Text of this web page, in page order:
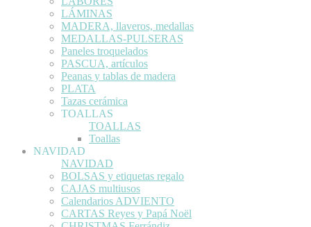
LÁMINAS
MADERA, llaveros, medallas
MEDALLAS-PULSERAS
Paneles troquelados
PASCUA, artículos
Peanas y tablas de madera
PLATA
Tazas cerámica
TOALLAS
TOALLAS
Toallas
NAVIDAD
NAVIDAD
BOLSAS y etiquetas regalo
CAJAS multiusos
Calendarios ADVIENTO
CARTAS Reyes y Papá Noël